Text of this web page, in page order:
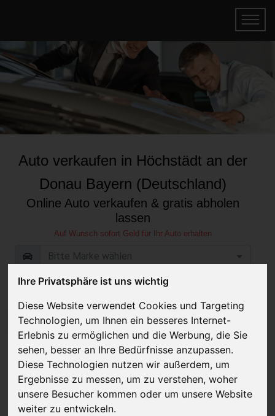
Ihre Privatsphäre ist uns wichtig
Diese Website verwendet Cookies und Targeting
Technologien, um Ihnen ein besseres Internet-
Erlebnis zu ermöglichen und die Werbung, die Sie
sehen, besser an Ihre Bedürfnisse anzupassen.
Diese Technologien nutzen wir außerdem, um
Ergebnisse zu messen, um zu verstehen, woher
unsere Besucher kommen oder um unsere Website
weiter zu entwickeln.
Auto verkaufen in Höchstädt an der
Donau Bayern (Deutschland)
Online Auto verkaufen & gratis abholen
lassen
Auf Wunsch sofort Geld für Ihr Auto erhalten
JETZT KOSTENLOSE BEWERTUNG
Kostenloses Angebotfür den Ankauf Ihres Autos inklusive der
Abholung, auf Wunsch sofort Geld. Ihre Daten werden nicht mit Dritten
geteilt.
Wir garantieren 100% Sicherheit.